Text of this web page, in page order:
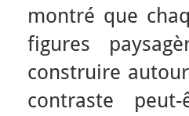
montré que
figures
construire
contraste